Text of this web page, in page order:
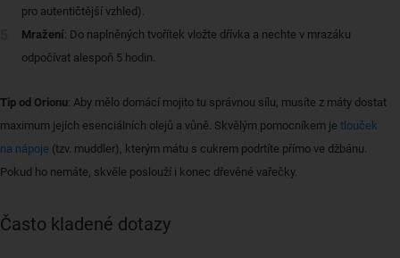
pro autentičtější vzhled).
Mražení: Do naplněných tvořítek vložte dřívka a nechte v mrazáku
odpočívat alespoň 5 hodin.
Tip od Orionu: Aby mělo domácí mojito tu správnou sílu, musíte z máty dostat
maximum jejích esenciálních olejů a vůně. Skvělým pomocníkem je tlouček
na nápoje (tzv. muddler), kterým mátu s cukrem podrtíte přímo ve džbánu.
Pokud ho nemáte, skvěle poslouží i konec dřevěné vařečky.
Často kladené dotazy